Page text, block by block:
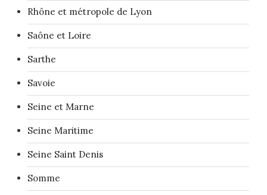
Rhône et métropole de Lyon
Saône et Loire
Sarthe
Savoie
Seine et Marne
Seine Maritime
Seine Saint Denis
Somme